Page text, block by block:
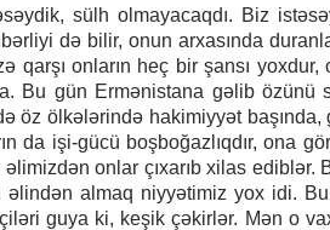
sülh olmayacaqdı. Biz
də bilir, onun arxasında
qarşı onların heç bir şansı yoxdur,
Bu gün Ermənistana gəlib özünü
öz ölkələrində hakimiyyət başında,
da işi-gücü boşboğazlıqdır, ona
onlar çıxarıb xilas ediblər.
əlindən almaq niyyətimiz yox idi.
guya ki, keşik çəkirlər. Mən o